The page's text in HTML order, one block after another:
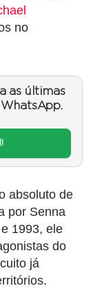
no
as últimas
absoluto de
por Senna
1993, ele
do
já